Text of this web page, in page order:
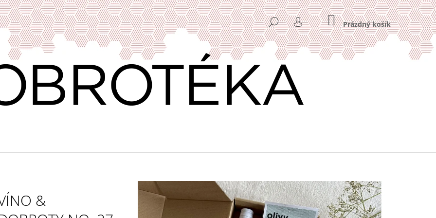
HLEDAT
PŘIHLÁŠENÍ
NÁKUPNÍ
KOŠÍK
Prázdný košík
&
CO POTŘEBUJETE NAJÍT?
HLEDAT
Následující
PRAŽENÁ ZRNKOVÁ KÁVA HOME OFFICE